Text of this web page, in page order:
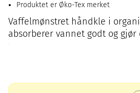
Produktet er Øko-Tex merket
Vaffelmønstret håndkle i
absorberer vannet godt og gjør